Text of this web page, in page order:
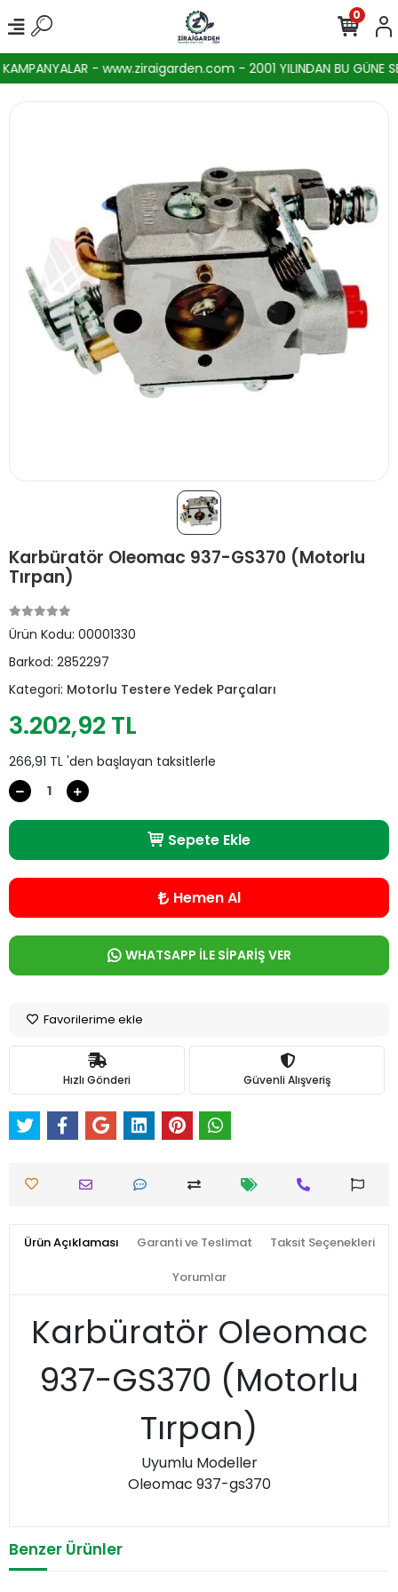
- www.ziraigarden.com - 2001 YILINDAN BU GÜNE
0
Karbüratör Oleomac 937-GS370 (Motorlu
Tırpan)
Ürün Kodu: 00001330
Barkod: 2852297
Kategori: Motorlu Testere Yedek Parçaları
3.202,92 TL
266,91 TL 'den başlayan taksitlerle
Sepete Ekle
Hemen Al
WHATSAPP İLE SİPARİŞ VER
Favorilerime ekle
Hızlı Gönderi Güvenli Alışveriş
Ürün Açıklaması Garanti ve Teslimat Taksit Seçenekleri
Yorumlar
Karbüratör Oleomac
937-GS370 (Motorlu
Tırpan)
Uyumlu Modeller
Oleomac 937-gs370
Benzer Ürünler